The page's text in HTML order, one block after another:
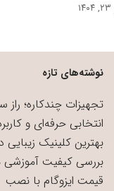
نوشته‌های تازه
تجهیزات چندکاره؛
انتخابی حرفه‌ای و
بهترین کلینیک
بررسی کیفیت
قیمت ایزوگام با نصب